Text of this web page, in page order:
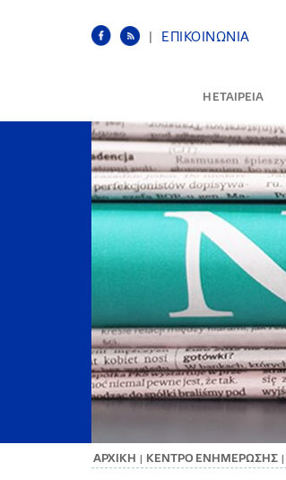
| ΕΠΙΚΟΙΝΩΝΙΑ
Η ΕΤΑΙΡΕΙΑ
ΑΡΧΙΚΗ | ΚΕΝΤΡΟ ΕΝΗΜΕΡΩΣΗΣ |